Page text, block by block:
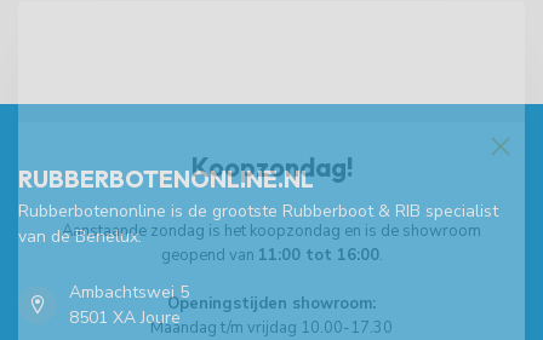
RUBBERBOTENONLINE.NL
Rubberbotenonline is de grootste Rubberboot & RIB specialist
van de Benelux.
Ambachtswei 5
8501 XA Joure
Koopzondag!
Aanstaande zondag is het koopzondag en is de showroom
geopend van 11:00 tot 16:00.
Openingstijden showroom:
Maandag t/m vrijdag 10.00-17.30